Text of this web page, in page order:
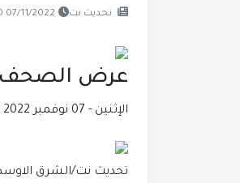
تحديث نت 07/11/2022 10:10
عرض الصحف
الإثنين - 07 نوفمبر 2022 - الساعة 10:06 ص بتوقيت اليمن ،،،
تحديث نت/الشرق